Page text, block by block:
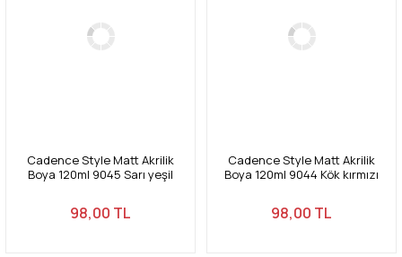
Cadence Style Matt Akrilik
Boya 120ml 9045 Sarı yeşil
98,00 TL
Cadence Style Matt Akrilik
Boya 120ml 9044 Kök kırmızı
98,00 TL